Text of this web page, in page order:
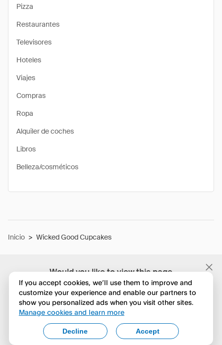
Would you like to view this page
in English?
No, seguir navegando
Yes, change to English
Pizza
Restaurantes
Televisores
Hoteles
Viajes
Compras
Ropa
Alquiler de coches
Libros
Belleza/cosméticos
Inicio > Wicked Good Cupcakes
If you accept cookies, we’ll use them to improve and
customize your experience and enable our partners to
show you personalized ads when you visit other sites.
Manage cookies and learn more
Accept
Decline